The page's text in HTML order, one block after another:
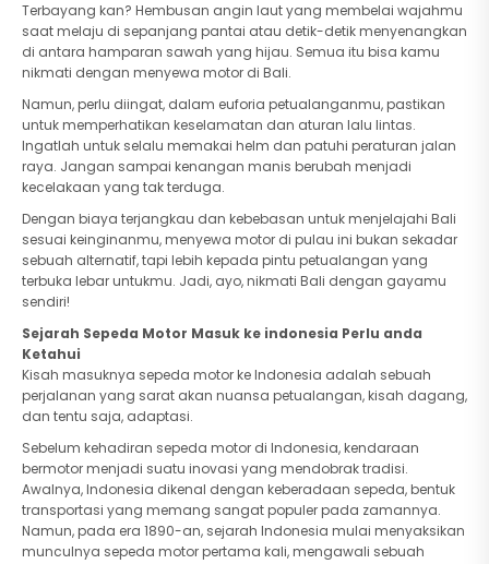
Terbayang kan? Hembusan angin laut yang membelai wajahmu
saat melaju di sepanjang pantai atau detik-detik menyenangkan
di antara hamparan sawah yang hijau. Semua itu bisa kamu
nikmati dengan menyewa motor di Bali.
Namun, perlu diingat, dalam euforia petualanganmu, pastikan
untuk memperhatikan keselamatan dan aturan lalu lintas.
Ingatlah untuk selalu memakai helm dan patuhi peraturan jalan
raya. Jangan sampai kenangan manis berubah menjadi
kecelakaan yang tak terduga.
Dengan biaya terjangkau dan kebebasan untuk menjelajahi Bali
sesuai keinginanmu, menyewa motor di pulau ini bukan sekadar
sebuah alternatif, tapi lebih kepada pintu petualangan yang
terbuka lebar untukmu. Jadi, ayo, nikmati Bali dengan gayamu
sendiri!
Sejarah Sepeda Motor Masuk ke indonesia Perlu anda
Ketahui
Kisah masuknya sepeda motor ke Indonesia adalah sebuah
perjalanan yang sarat akan nuansa petualangan, kisah dagang,
dan tentu saja, adaptasi.
Sebelum kehadiran sepeda motor di Indonesia, kendaraan
bermotor menjadi suatu inovasi yang mendobrak tradisi.
Awalnya, Indonesia dikenal dengan keberadaan sepeda, bentuk
transportasi yang memang sangat populer pada zamannya.
Namun, pada era 1890-an, sejarah Indonesia mulai menyaksikan
munculnya sepeda motor pertama kali, mengawali sebuah